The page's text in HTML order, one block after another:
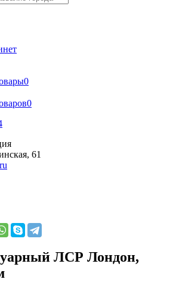
0
0
61
ЛСР Лондон,